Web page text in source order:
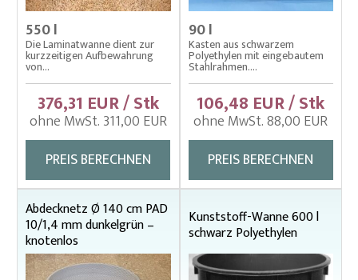
Kescherstiele
Planktonnetze und Stiele
Senknetze für Fischereiwirtschaft
Schleppnetze
Sortierwanne für Karpfen
Unterbodennetz
Wadennetze – Ringwadennetze
Wadennetze – Spezielle verstärkt
Wadennetze (Kanalzugnetze)
Wurfnetze
550 l
Die Laminatwanne dient zur
kurzzeitigen Aufbewahrung
von...
376,31 EUR / Stk
ohne MwSt. 311,00 EUR
PREIS BERECHNEN
90 l
Kasten aus schwarzem
Polyethylen mit eingebautem
Stahlrahmen....
106,48 EUR / Stk
ohne MwSt. 88,00 EUR
PREIS BERECHNEN
Abdecknetz Ø 140 cm PAD
10/1,4 mm dunkelgrün –
knotenlos
Kunststoff-Wanne 600 l
schwarz Polyethylen